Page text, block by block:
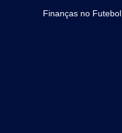
Finanças no Futebol